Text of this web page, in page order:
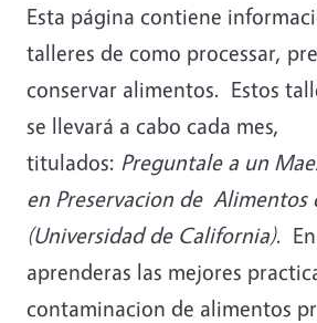
Esta página contiene
talleres de como processar,
conservar alimentos. Estos
se llevará a cabo cada mes,
titulados: Preguntale a un
en Preservacion de Alimentos
(Universidad de California).
aprenderas las mejores
contaminacion de alimentos